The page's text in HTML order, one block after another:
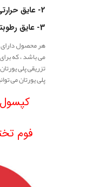
2- عایق
3- عایق
هر محصول
می باشد ، که
تزریقی پلی
پلی یورتان می
فوم